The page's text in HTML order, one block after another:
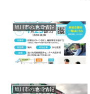
旭川市の地域情報
旭川市の地域情報